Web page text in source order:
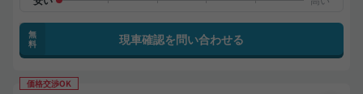
無
料
現車確認を問い合わせる
価格交渉OK